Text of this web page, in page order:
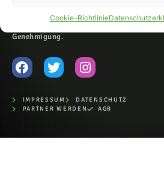
Cookie-Richtlinie
Weiterverarbeitung, auch
Genehmigung.
IMPRESSUM
DATENSCHUTZ
PARTNER WERDEN
AGB